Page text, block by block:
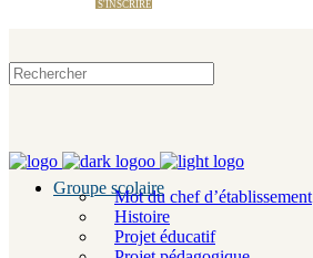
S'INSCRIRE
Groupe scolaireMot du chef d’établissement
Histoire
Projet éducatif